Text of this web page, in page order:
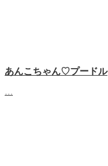
あんこちゃん♡‬プードル